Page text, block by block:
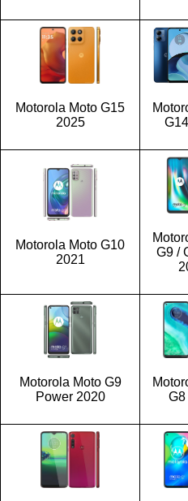
Motorola Moto G15
2025
Motorola Moto G10
2021
G9 /
Motorola Moto G9
Power 2020
G8